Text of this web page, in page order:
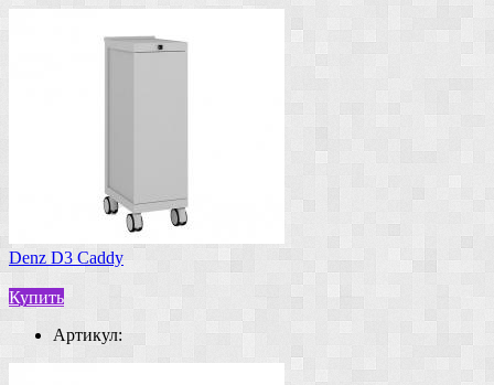
Denz D3 Caddy
Купить
Артикул: